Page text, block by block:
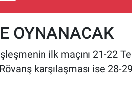
OYNANACAK
ilk maçını 21-22
karşılaşması ise 28-